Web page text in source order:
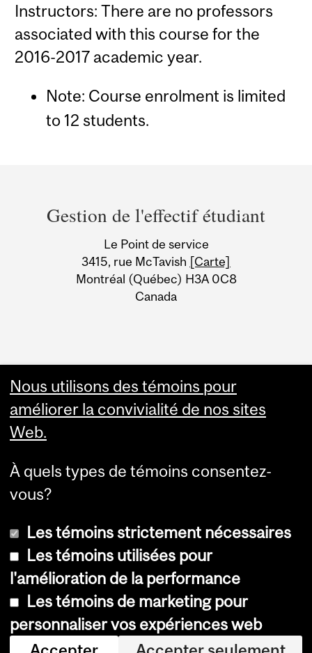
Instructors: There are no professors
associated with this course for the
2016-2017 academic year.
Note: Course enrolment is limited
to 12 students.
and
University
Information
Gestion de l'effectif étudiant
Le Point de service
3415, rue McTavish [Carte]
Montréal (Québec) H3A 0C8
Canada
© Université McGill, 2026
Accessibilité
Avis sur les témoins
Nous utilisons des témoins pour
améliorer la convivialité de nos sites
Web.
À quels types de témoins consentez-
vous?
Les témoins strictement nécessaires
Les témoins utilisées pour
l'amélioration de la performance
Les témoins de marketing pour
personnaliser vos expériences web